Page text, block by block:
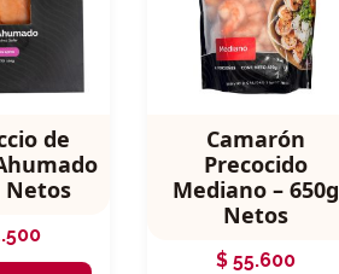
de
Netos
Camarón
Precocido
Mediano – 650g
Netos
$55.600